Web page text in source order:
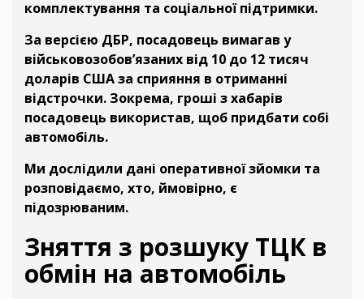
комплектування та соціальної підтримки.
За версією ДБР, посадовець вимагав у
військовозобов’язаних від 10 до 12 тисяч
доларів США за сприяння в отриманні
відстрочки. Зокрема, гроші з хабарів
посадовець використав, щоб придбати собі
автомобіль.
Ми дослідили дані оперативної зйомки та
розповідаємо, хто, ймовірно, є
підозрюваним.
Зняття з розшуку ТЦК в
обмін на автомобіль